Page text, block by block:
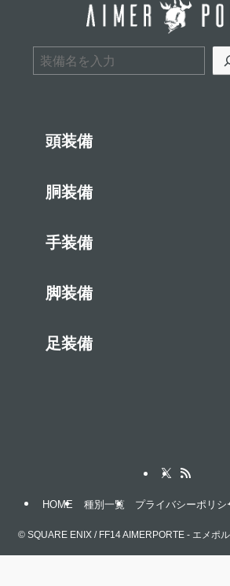
検索
頭装備
胴装備
手装備
脚装備
足装備
HOME 種別一覧 プライバシーポリシ
©SQUARE ENIX / FF14 AIMERPORTE - エメポ